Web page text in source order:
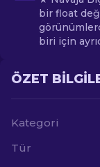
bir float
biri için
ÖZET
Kategori
Tür